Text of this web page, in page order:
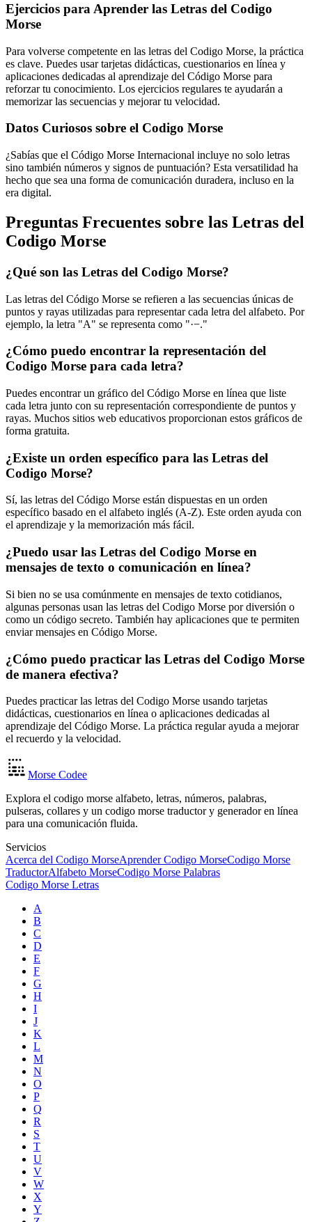
Ejercicios para Aprender las Letras del Codigo
Morse
Para volverse competente en las letras del Codigo Morse, la práctica
es clave. Puedes usar tarjetas didácticas, cuestionarios en línea y
aplicaciones dedicadas al aprendizaje del Código Morse para
reforzar tu conocimiento. Los ejercicios regulares te ayudarán a
memorizar las secuencias y mejorar tu velocidad.
Datos Curiosos sobre el Codigo Morse
¿Sabías que el Código Morse Internacional incluye no solo letras
sino también números y signos de puntuación? Esta versatilidad ha
hecho que sea una forma de comunicación duradera, incluso en la
era digital.
Preguntas Frecuentes sobre las Letras del
Codigo Morse
¿Qué son las Letras del Codigo Morse?
Las letras del Código Morse se refieren a las secuencias únicas de
puntos y rayas utilizadas para representar cada letra del alfabeto. Por
ejemplo, la letra "A" se representa como "·−."
¿Cómo puedo encontrar la representación del
Codigo Morse para cada letra?
Puedes encontrar un gráfico del Código Morse en línea que liste
cada letra junto con su representación correspondiente de puntos y
rayas. Muchos sitios web educativos proporcionan estos gráficos de
forma gratuita.
¿Existe un orden específico para las Letras del
Codigo Morse?
Sí, las letras del Código Morse están dispuestas en un orden
específico basado en el alfabeto inglés (A-Z). Este orden ayuda con
el aprendizaje y la memorización más fácil.
¿Puedo usar las Letras del Codigo Morse en
mensajes de texto o comunicación en línea?
Si bien no se usa comúnmente en mensajes de texto cotidianos,
algunas personas usan las letras del Codigo Morse por diversión o
como un código secreto. También hay aplicaciones que te permiten
enviar mensajes en Código Morse.
¿Cómo puedo practicar las Letras del Codigo Morse
de manera efectiva?
Puedes practicar las letras del Codigo Morse usando tarjetas
didácticas, cuestionarios en línea o aplicaciones dedicadas al
aprendizaje del Código Morse. La práctica regular ayuda a mejorar
el recuerdo y la velocidad.
Morse Codee
Explora el codigo morse alfabeto, letras, números, palabras,
pulseras, collares y un codigo morse traductor y generador en línea
para una comunicación fluida.
Servicios
Acerca del Codigo MorseAprender Codigo MorseCodigo Morse
TraductorAlfabeto MorseCodigo Morse Palabras
Codigo Morse Letras
A
B
C
D
E
F
G
H
I
J
K
L
M
N
O
P
Q
R
S
T
U
V
W
X
Y